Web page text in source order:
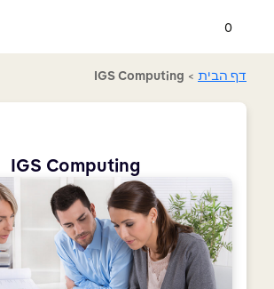
0
דף הבית >
IGS Computing
IGS Computing